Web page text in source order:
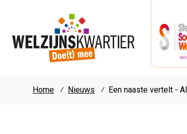
Home ⁄ Nieuws ⁄ Een naaste vertelt -